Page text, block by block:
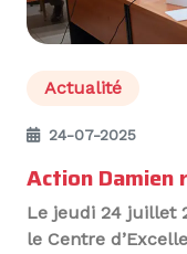
Actualité
24-07-2025
Le jeudi 24 juillet
le Centre